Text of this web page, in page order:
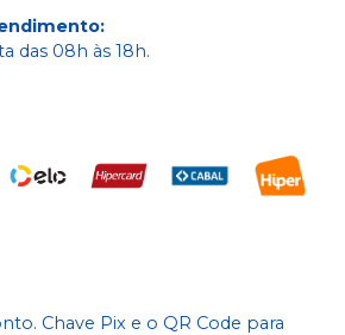
:
das 08h às 18h.
Chave Pix e o QR Code para